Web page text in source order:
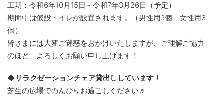
工期：令和6年10月15日～令和7年3月26日（予定）
期間中は仮設トイレが設置されます。（男性用3個、女性用3
個）
皆さまには大変ご迷惑をおかけいたしますが、ご理解ご協力
のほど、よろしくお願い申し上げます！
◆リラクゼーションチェア貸出ししています！
芝生の広場でのんびりお過ごしください♬